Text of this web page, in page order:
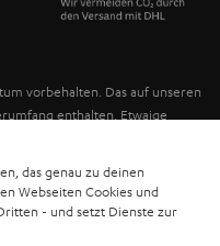
vorbehalten. Das auf unseren
enthalten. Etwaige
inbegriffen.
reserved.
das genau zu deinen
Webseiten Cookies und
- und setzt Dienste zur